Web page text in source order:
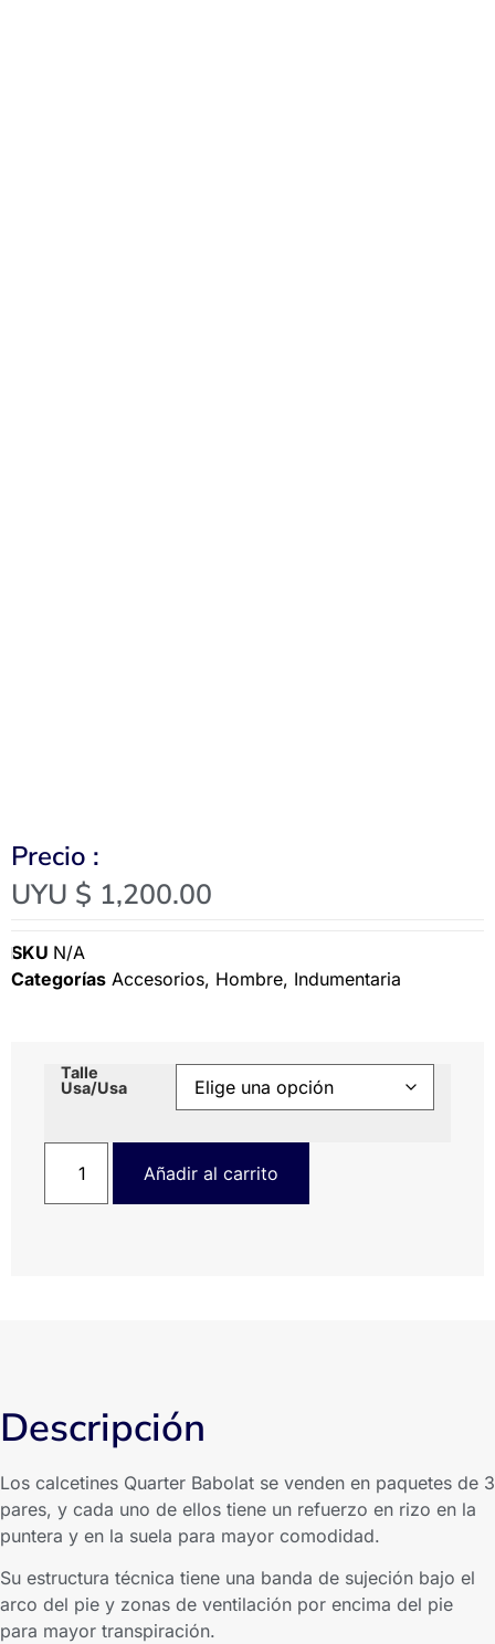
Precio :
UYU $ 1,200.00
SKU N/A
Categorías Accesorios, Hombre, Indumentaria
Talle
Usa/Usa
Añadir al carrito
Descripción
Los calcetines Quarter Babolat se venden en paquetes de 3
pares, y cada uno de ellos tiene un refuerzo en rizo en la
puntera y en la suela para mayor comodidad.
Su estructura técnica tiene una banda de sujeción bajo el
arco del pie y zonas de ventilación por encima del pie
para mayor transpiración.